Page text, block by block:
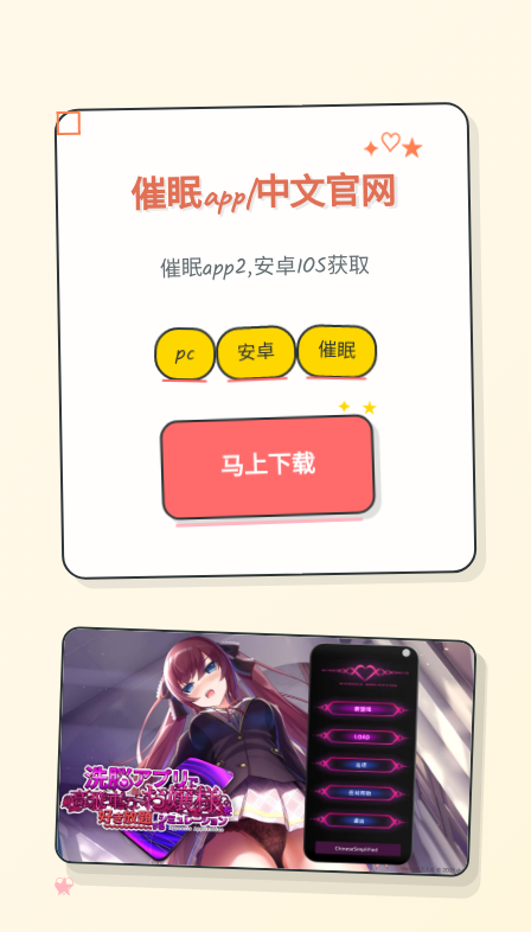
催眠app|中文官网
✦♡★
催眠app2,安卓IOS获取
pc 安卓 催眠
马上下载
→
✦ ★
✧
♡
★
♥